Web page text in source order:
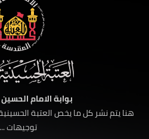
بوابة الامام
هنا يتم نشر كل ما يخص العتبة
توجيهات